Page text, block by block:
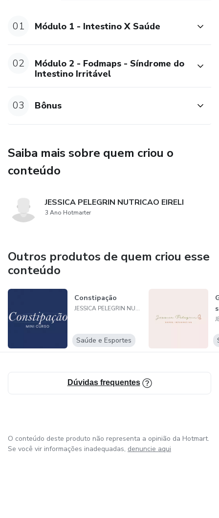
01 Módulo 1 - Intestino X Saúde
02
Módulo 2 - Fodmaps - Síndrome do
Intestino Irritável
03 Bônus
Saiba mais sobre quem criou o
conteúdo
JESSICA PELEGRIN NUTRICAO EIRELI
3 Ano Hotmarter
Outros produtos de quem criou esse
conteúdo
Constipação
JESSICA PELEGRIN NUTRICAO EIRELI
Saúde e Esportes
Dúvidas frequentes
O conteúdo deste produto não representa a opinião da Hotmart.
Se você vir informações inadequadas, denuncie aqui